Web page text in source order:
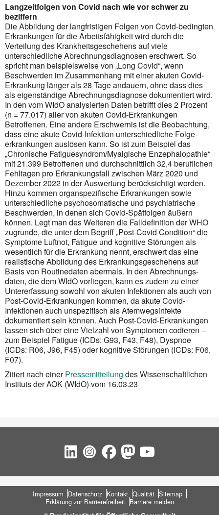
Langzeitfolgen von Covid nach wie vor schwer zu
beziffern
Die Abbildung der langfristigen Folgen von Covid-bedingten
Erkrankungen für die Arbeitsfähigkeit wird durch die
Verteilung des Krank­heits­geschehens auf viele
unterschiedliche Abrechnungsdiagnosen erschwert. So
spricht man beispielsweise von „Long Covid“, wenn
Beschwer­den im Zusammenhang mit einer akuten Covid-
Erkrankung länger als 28 Tage andauern, ohne dass dies
als eigenständige Abrechnungs­diagnose dokumentiert wird.
In den vom WIdO analysierten Daten betrifft dies 2 Prozent
(n = 77.017) aller von akuten Covid-Erkrankungen
Betroffenen. Eine andere Erschwernis ist die Beobachtung,
dass eine akute Covid-Infektion unter­schiedliche Folge­
erkran­kungen auslösen kann. So ist zum Beispiel das
„Chronische Fatiguesyndrom/Myalgische Enzephalopathie“
mit 21.399 Betroffenen und durch­­schnittlich 32,4 beruflichen
Fehltagen pro Erkrankungsfall zwischen März 2020 und
Dezember 2022 in der Auswertung berücksichtigt worden.
Hinzu kommen organ­spezifische Erkrankungen sowie
unterschiedliche psychosomatische und psychiatrische
Beschwerden, in denen sich Covid-Spätfolgen äußern
können. Legt man des Weiteren die Falldefinition der WHO
zugrunde, die unter dem Begriff „Post-Covid Condition“ die
Symptome Luftnot, Fatigue und kognitive Störungen als
wesentlich für die Erkrankung nennt, erschwert das eine
realistische Abbildung des Erkrankungsgeschehens auf
Basis von Routinedaten abermals. In den Abrechnungs­
daten, die dem WIdO vor­liegen, kann es zudem zu einer
Untererfassung sowohl von akuten Infektionen als auch von
Post-Covid-Erkrankungen kommen, da akute Covid-
Infektionen auch unspezifisch als Atemwegsinfekte
dokumentiert sein können. Auch Post-Covid-Erkrankungen
lassen sich über eine Vielzahl von Symptomen codieren –
zum Beispiel Fatigue (ICDs: G93, F43, F48), Dyspnoe
(ICDs: R06, J96, F45) oder kognitive Störungen (ICDs: F06,
F07).
Zitiert nach einerPressemitteilung des Wissenschaftlichen
Instituts der AOK (WIdO) vom 16.03.23
Social Bookmarks
FußbereichImpressum Datenschutz Kontakt Qualität Sitemap
Erklärung zur Barrierefreiheit Barriere melden